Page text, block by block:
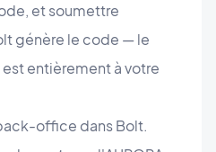
et soumettre
génère le code — le
entièrement à votre
office dans Bolt.